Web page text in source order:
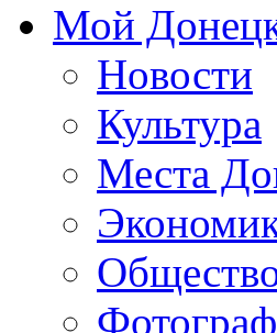
Мой
Новости
Культура
Места